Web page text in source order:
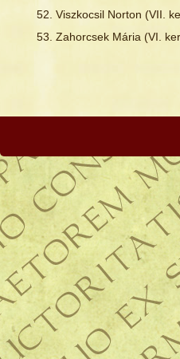
Viszkocsil Norton (VII.
Zahorcsek Mária (VI.